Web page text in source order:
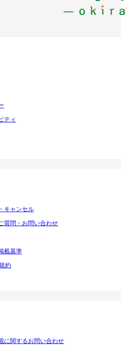
ティ
キャンセル
質問・お問い合わせ
載基準
約
に関するお問い合わせ